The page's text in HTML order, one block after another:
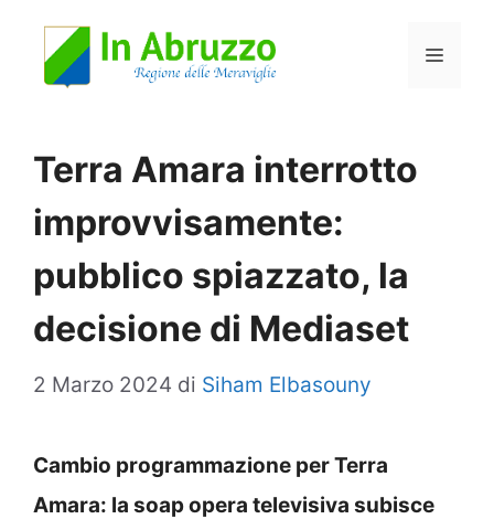
Menu
Terra Amara interrotto
improvvisamente:
pubblico spiazzato, la
decisione di Mediaset
2 Marzo 2024 di Siham Elbasouny
Cambio programmazione per Terra
Amara: la soap opera televisiva subisce